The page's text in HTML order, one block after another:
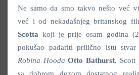
Ne samo da smo takvo nešto već
već i od nekadašnjeg britanskog
Scotta koji je prije osam godina
pokušao padariti prilično istu
Robina HoodaOtto Bathurst. Scott